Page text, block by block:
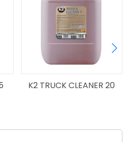
20 K2 TURBO